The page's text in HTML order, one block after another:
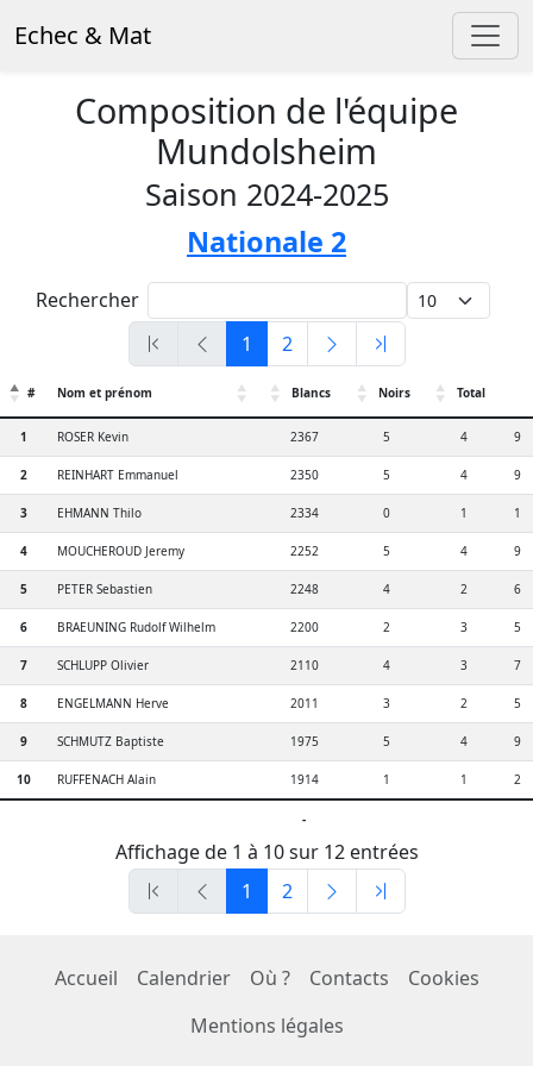
Echec & Mat
Composition de l'équipe
Mundolsheim
Saison 2024-2025
Nationale 2
Rechercher
1
2
# Nom et prénom Blancs Noirs Total
1 ROSER Kevin 2367 5 4 9
2 REINHART Emmanuel 2350 5 4 9
3 EHMANN Thilo 2334 0 1 1
4 MOUCHEROUD Jeremy 2252 5 4 9
5 PETER Sebastien 2248 4 2 6
6 BRAEUNING Rudolf Wilhelm 2200 2 3 5
7 SCHLUPP Olivier 2110 4 3 7
8 ENGELMANN Herve 2011 3 2 5
9 SCHMUTZ Baptiste 1975 5 4 9
10 RUFFENACH Alain 1914 1 1 2
-
Affichage de 1 à 10 sur 12 entrées
1
2
Accueil Calendrier Où ? Contacts
Cookies
Mentions légales